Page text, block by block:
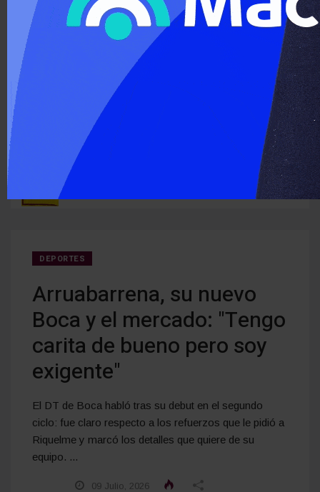
ÚLTIMO MOMENTO :
Detectan cocaína oculta en carne que iba a ser entregada a
›
DEPORTES
Arruabarrena, su nuevo
Boca y el mercado: "Tengo
carita de bueno pero soy
exigente"
El DT de Boca habló tras su debut en el segundo
ciclo: fue claro respecto a los refuerzos que le pidió a
Riquelme y marcó los detalles que quiere de su
equipo. ...
09 Julio, 2026